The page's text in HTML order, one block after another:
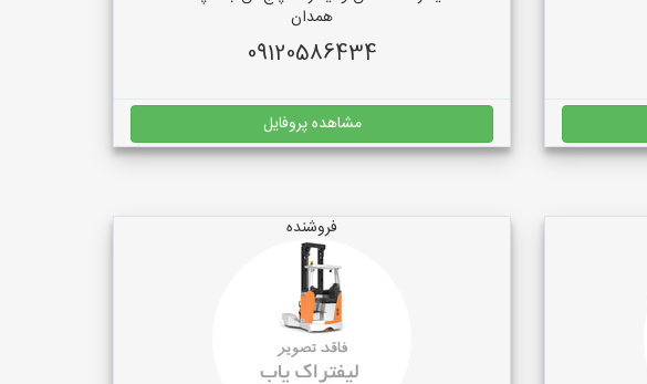
همدان
09120586434
مشاهده پروفایل
فروشنده